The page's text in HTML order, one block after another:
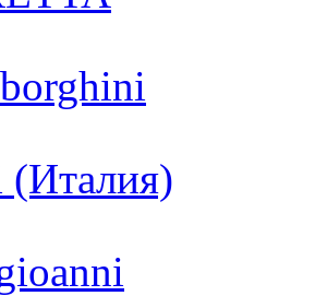
(Италия)